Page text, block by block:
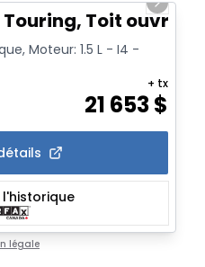
Next
Touring, Toit
Moteur: 1.5 L - I4 -
21 653$
+ tx
légale